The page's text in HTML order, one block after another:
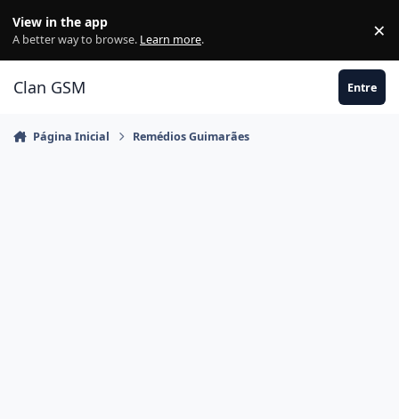
View in the app
A better way to browse. Learn more. ×
Clan GSM Entre
Página Inicial Remédios Guimarães